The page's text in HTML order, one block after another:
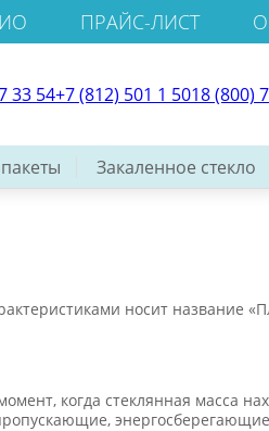
ПРАЙС-ЛИСТ
33 54+7 (812) 501 1 5018 (800)
Закаленное стекло
носит название
когда стеклянная масса